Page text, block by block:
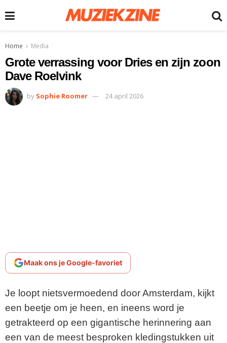
Home Media
Grote verrassing voor Dries en zijn zoon
Dave Roelvink
by Sophie Roomer 24 april 2026
Maak ons je Google-favoriet
Je loopt nietsvermoedend door Amsterdam, kijkt
een beetje om je heen, en ineens word je
getrakteerd op een gigantische herinnering aan
een van de meest besproken kledingstukken uit